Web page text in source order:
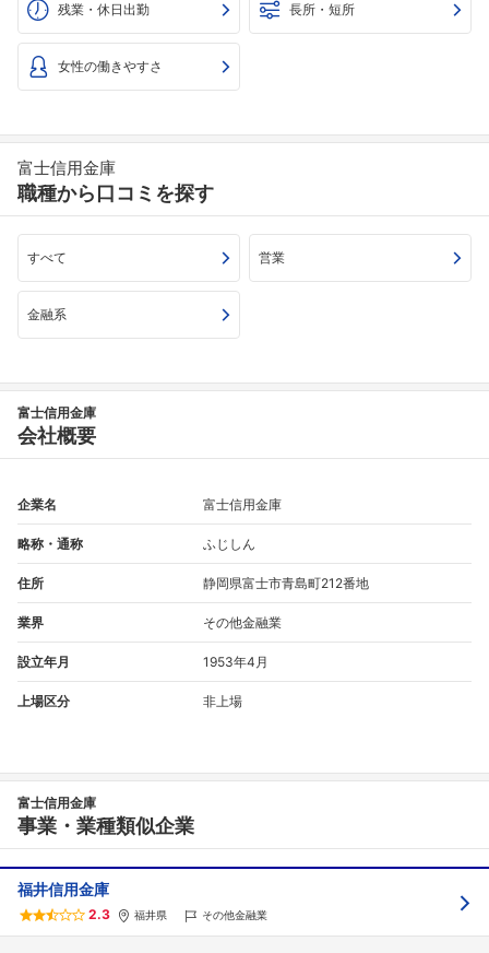
残業・休日出勤 長所・短所
女性の働きやすさ
富士信用金庫
職種から口コミを探す
すべて 営業
金融系
富士信用金庫
会社概要
企業名 富士信用金庫
略称・通称 ふじしん
住所 静岡県富士市青島町212番地
業界 その他金融業
設立年月 1953年4月
上場区分 非上場
富士信用金庫
事業・業種類似企業
福井信用金庫
2.3 福井県 その他金融業